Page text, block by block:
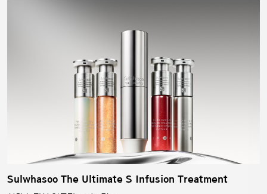
Sulwhasoo The Ultimate S Infusion Treatment